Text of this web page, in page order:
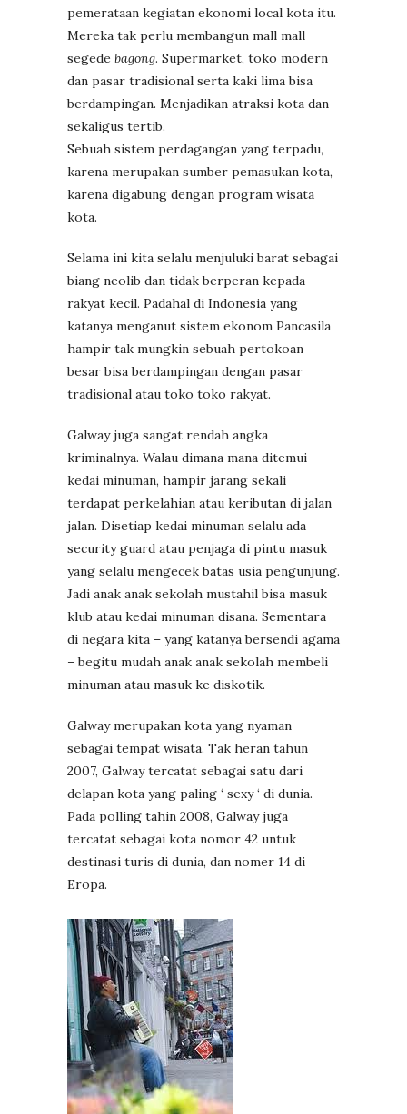
pemerataan kegiatan ekonomi local kota itu.
Mereka tak perlu membangun mall mall
segede bagong. Supermarket, toko modern
dan pasar tradisional serta kaki lima bisa
berdampingan. Menjadikan atraksi kota dan
sekaligus tertib.
Sebuah sistem perdagangan yang terpadu,
karena merupakan sumber pemasukan kota,
karena digabung dengan program wisata
kota.
Selama ini kita selalu menjuluki barat sebagai
biang neolib dan tidak berperan kepada
rakyat kecil. Padahal di Indonesia yang
katanya menganut sistem ekonom Pancasila
hampir tak mungkin sebuah pertokoan
besar bisa berdampingan dengan pasar
tradisional atau toko toko rakyat.
Galway juga sangat rendah angka
kriminalnya. Walau dimana mana ditemui
kedai minuman, hampir jarang sekali
terdapat perkelahian atau keributan di jalan
jalan. Disetiap kedai minuman selalu ada
security guard atau penjaga di pintu masuk
yang selalu mengecek batas usia pengunjung.
Jadi anak anak sekolah mustahil bisa masuk
klub atau kedai minuman disana. Sementara
di negara kita – yang katanya bersendi agama
– begitu mudah anak anak sekolah membeli
minuman atau masuk ke diskotik.
Galway merupakan kota yang nyaman
sebagai tempat wisata. Tak heran tahun
2007, Galway tercatat sebagai satu dari
delapan kota yang paling ‘ sexy ‘ di dunia.
Pada polling tahin 2008, Galway juga
tercatat sebagai kota nomor 42 untuk
destinasi turis di dunia, dan nomer 14 di
Eropa.